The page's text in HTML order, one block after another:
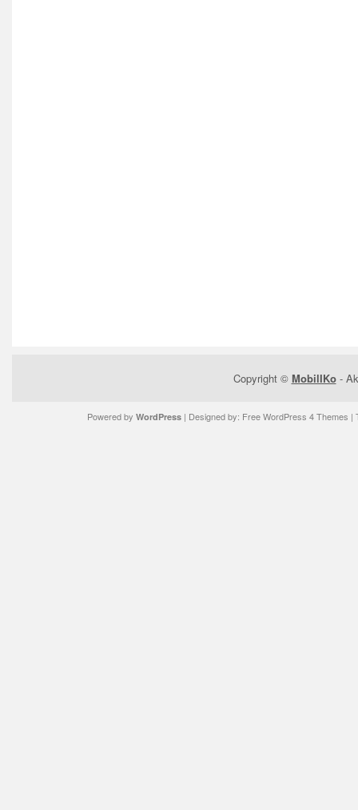
Copyright © MobilIKo-
Powered by WordPress| Designed by: Free WordPress 4 Themes |